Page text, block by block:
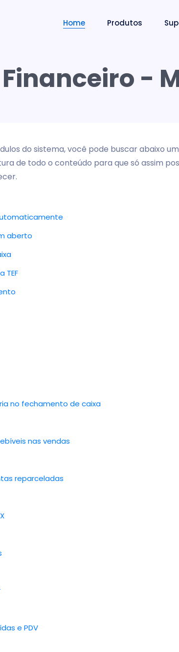
Home Produtos
-
do sistema, você pode buscar abaixo
de todo o conteúdo para que só assim
aberto
TEF
no fechamento de caixa
nas vendas
reparceladas
e PDV